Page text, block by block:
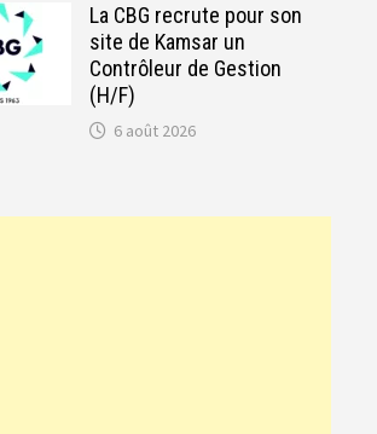
La CBG recrute pour son
site de Kamsar un
Contrôleur de Gestion
(H/F)
6 août 2026